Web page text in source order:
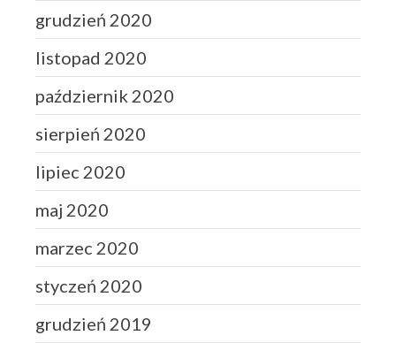
grudzień 2020
listopad 2020
październik 2020
sierpień 2020
lipiec 2020
maj 2020
marzec 2020
styczeń 2020
grudzień 2019